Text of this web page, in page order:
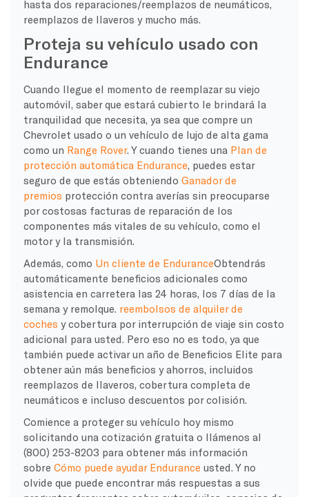
hasta dos reparaciones/reemplazos de neumáticos,
reemplazos de llaveros y mucho más.
Proteja su vehículo usado con
Endurance
Cuando llegue el momento de reemplazar su viejo
automóvil, saber que estará cubierto le brindará la
tranquilidad que necesita, ya sea que compre un
Chevrolet usado o un vehículo de lujo de alta gama
como un Range Rover. Y cuando tienes una Plan de
protección automática Endurance, puedes estar
seguro de que estás obteniendo Ganador de
premios protección contra averías sin preocuparse
por costosas facturas de reparación de los
componentes más vitales de su vehículo, como el
motor y la transmisión.
Además, como Un cliente de EnduranceObtendrás
automáticamente beneficios adicionales como
asistencia en carretera las 24 horas, los 7 días de la
semana y remolque. reembolsos de alquiler de
coches y cobertura por interrupción de viaje sin costo
adicional para usted. Pero eso no es todo, ya que
también puede activar un año de Beneficios Elite para
obtener aún más beneficios y ahorros, incluidos
reemplazos de llaveros, cobertura completa de
neumáticos e incluso descuentos por colisión.
Comience a proteger su vehículo hoy mismo
solicitando una cotización gratuita o llámenos al
(800) 253-8203 para obtener más información
sobre Cómo puede ayudar Endurance usted. Y no
olvide que puede encontrar más respuestas a sus